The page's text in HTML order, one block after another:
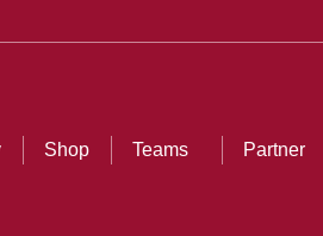
Shop Teams Partner
Teams Partner